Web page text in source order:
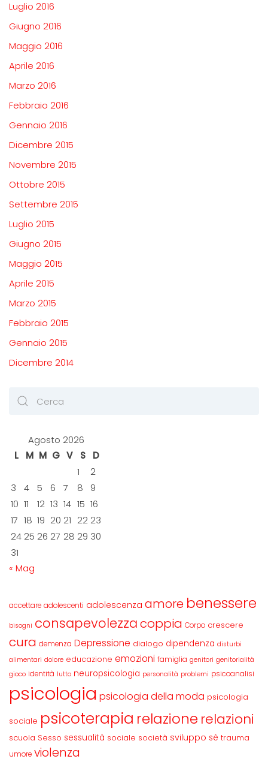
Luglio 2016
Giugno 2016
Maggio 2016
Aprile 2016
Marzo 2016
Febbraio 2016
Gennaio 2016
Dicembre 2015
Novembre 2015
Ottobre 2015
Settembre 2015
Luglio 2015
Giugno 2015
Maggio 2015
Aprile 2015
Marzo 2015
Febbraio 2015
Gennaio 2015
Dicembre 2014
Agosto 2026
L
M M G V S
D
1
2
3
4 5 6 7 8
9
10 11 12 13 14 15 16
17 18 19 20 21 22 23
24 25 26 27 28 29 30
31
« Mag
accettare adolescenti adolescenza amore benessere
bisogni consapevolezzacoppia Corpo crescere
cura demenza Depressione dialogo dipendenza disturbi
alimentari dolore educazione emozioni famiglia genitori genitorialità
gioco identità lutto neuropsicologia personalità problemi psicoanalisi
psicologia psicologia della moda psicologia
sociale psicoterapia relazione relazioni
scuola Sesso sessualità sociale società sviluppo sè trauma
umore violenza